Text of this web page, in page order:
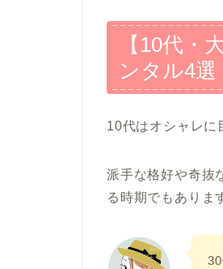
【10代・
ンタル4選
10代はオシャレに
派手な格好や奇抜
る時期でもありま